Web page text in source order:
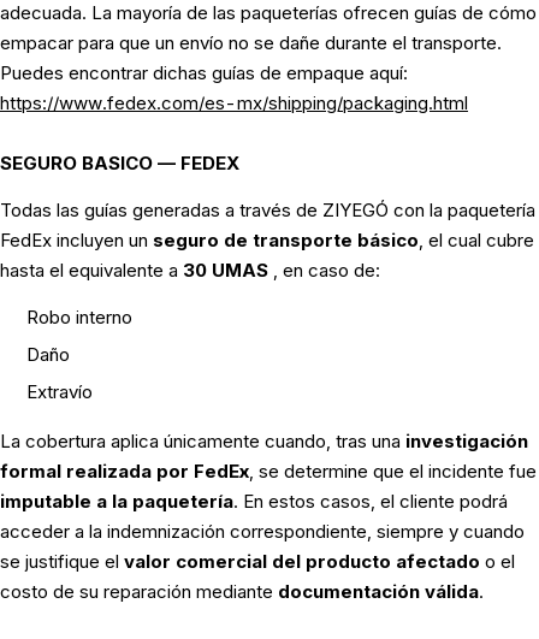
adecuada. La mayoría de las paqueterías ofrecen guías de cómo
empacar para que un envío no se dañe durante el transporte.
Puedes encontrar dichas guías de empaque aquí:
https://www.fedex.com/es-mx/shipping/packaging.html
SEGURO BASICO — FEDEX
Todas las guías generadas a través de ZIYEGÓ con la paquetería
FedEx incluyen un seguro de transporte básico, el cual cubre
hasta el equivalente a 30 UMAS , en caso de:
Robo interno
Daño
Extravío
La cobertura aplica únicamente cuando, tras una investigación
formal realizada por FedEx, se determine que el incidente fue
imputable a la paquetería. En estos casos, el cliente podrá
acceder a la indemnización correspondiente, siempre y cuando
se justifique el valor comercial del producto afectado o el
costo de su reparación mediante documentación válida.